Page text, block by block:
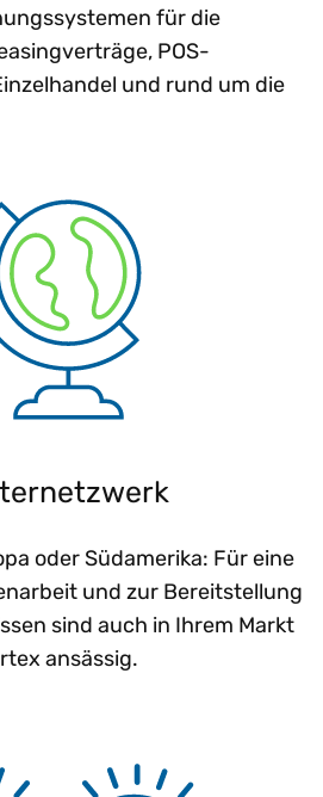
für die
POS-
und rund um die
oder Südamerika: Für eine
und zur Bereitstellung
sind auch in Ihrem Markt
ansässig.